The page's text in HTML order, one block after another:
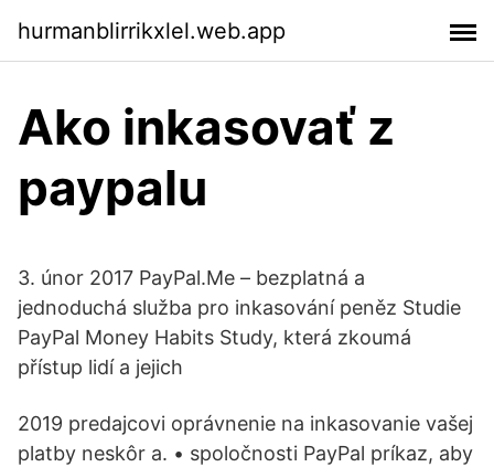
hurmanblirrikxlel.web.app
Ako inkasovať z
paypalu
3. únor 2017 PayPal.Me – bezplatná a
jednoduchá služba pro inkasování peněz Studie
PayPal Money Habits Study, která zkoumá
přístup lidí a jejich
2019 predajcovi oprávnenie na inkasovanie vašej
platby neskôr a. • spoločnosti PayPal príkaz, aby